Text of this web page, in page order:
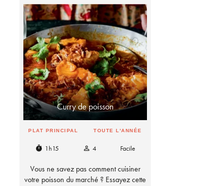
Curry de poisson
PLAT PRINCIPAL TOUTE L'ANNÉE
timer 1h15 person_outline 4 Facile
Vous ne savez pas comment cuisiner
votre poisson du marché ? Essayez cette